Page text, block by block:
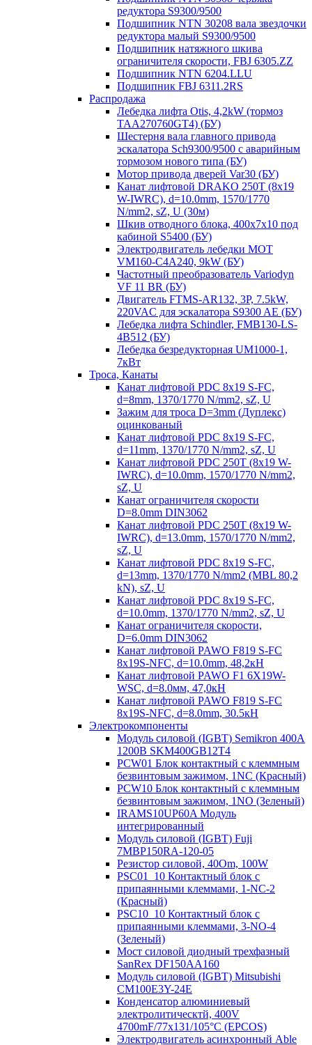
редуктора S9300/9500
Подшипник NTN 30208 вала звездочки
редуктора малый S9300/9500
Подшипник натяжного шкива
ограничителя скорости, FBJ 6305.ZZ
Подшипник NTN 6204.LLU
Подшипник FBJ 6311.2RS
Распродажа
Лебедка лифта Otis, 4,2kW (тормоз
TAA270760GT4) (БУ)
Шестерня вала главного привода
эскалатора Sch9300/9500 с аварийным
тормозом нового типа (БУ)
Мотор привода дверей Var30 (БУ)
Канат лифтовой DRAKO 250T (8x19
W-IWRC), d=10.0mm, 1570/1770
N/mm2, sZ, U (30м)
Шкив отводного блока, 400х7х10 под
кабиной S5400 (БУ)
Электродвигатель лебедки MOT
VM160-C4A240, 9kW (БУ)
Частотный преобразователь Variodyn
VF 11 BR (БУ)
Двигатель FTMS-AR132, 3P, 7.5kW,
220VAC для эскалатора S9300 AE (БУ)
Лебедка лифта Schindler, FMB130-LS-
4B512 (БУ)
Лебедка безредукторная UM1000-1,
7кВт
Троса, Канаты
Канат лифтовой PDC 8x19 S-FC,
d=8mm, 1370/1770 N/mm2, sZ, U
Зажим для троса D=3mm (Дуплекс)
оцинкованый
Канат лифтовой PDC 8x19 S-FC,
d=11mm, 1370/1770 N/mm2, sZ, U
Канат лифтовой PDC 250T (8x19 W-
IWRC), d=10.0mm, 1570/1770 N/mm2,
sZ, U
Канат ограничителя скорости
D=8.0mm DIN3062
Канат лифтовой PDC 250T (8x19 W-
IWRC), d=13.0mm, 1570/1770 N/mm2,
sZ, U
Канат лифтовой PDC 8х19 S-FC,
d=13mm, 1370/1770 N/mm2 (MBL 80,2
kN), sZ, U
Канат лифтовой PDC 8x19 S-FC,
d=10.0mm, 1370/1770 N/mm2, sZ, U
Канат ограничителя скорости,
D=6.0mm DIN3062
Канат лифтовой PAWO F819 S-FC
8х19S-NFC, d=10.0mm, 48,2кН
Канат лифтовой PAWO F1 6X19W-
WSC, d=8.0мм, 47,0кН
Канат лифтовой PAWO F819 S-FC
8х19S-NFC, d=8.0mm, 30.5кН
Электрокомпоненты
Модуль силовой (IGBT) Semikron 400А
1200В SKM400GB12T4
PCW01 Блок контактный с клеммным
безвинтовым зажимом, 1NC (Красный)
PCW10 Блок контактный с клеммным
безвинтовым зажимом, 1NO (Зеленый)
IRAMS10UP60A Модуль
интегрированный
Модуль силовой (IGBT) Fuji
7MBP150RA-120-05
Резистор силовой, 40Om, 100W
PSC01_10 Контактный блок с
припаянными клеммами, 1-NC-2
(Красный)
PSC10_10 Контактный блок с
припаянными клеммами, 3-NO-4
(Зеленый)
Мост силовой диодный трехфазный
SanRex DF150AA160
Модуль силовой (IGBT) Mitsubishi
CM100E3Y-24E
Конденсатор алюминиевый
электролитическтй, 400V
4700mF/77x131/105°C (EPCOS)
Электродвигатель асинхронный Able